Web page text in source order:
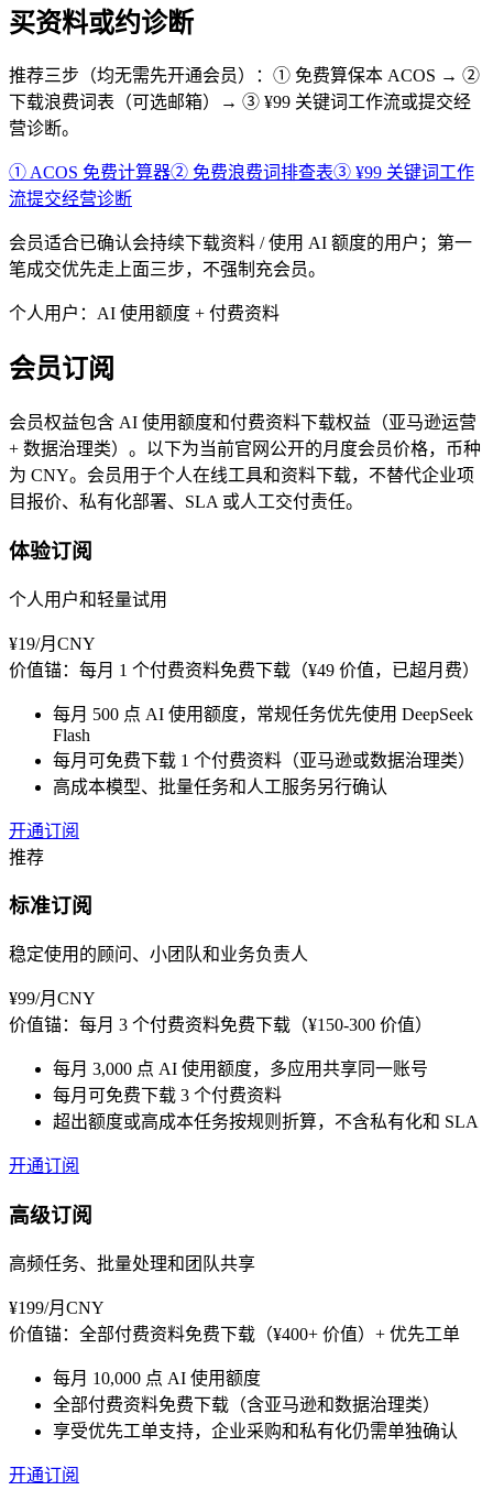
买资料或约诊断
推荐三步（均无需先开通会员）：① 免费算保本 ACOS → ②
下载浪费词表（可选邮箱）→ ③ ¥99 关键词工作流或提交经
营诊断。
① ACOS 免费计算器② 免费浪费词排查表③ ¥99 关键词工作
流提交经营诊断
会员适合已确认会持续下载资料 / 使用 AI 额度的用户；第一
笔成交优先走上面三步，不强制充会员。
个人用户：AI 使用额度 + 付费资料
会员订阅
会员权益包含 AI 使用额度和付费资料下载权益（亚马逊运营
+ 数据治理类）。以下为当前官网公开的月度会员价格，币种
为 CNY。会员用于个人在线工具和资料下载，不替代企业项
目报价、私有化部署、SLA 或人工交付责任。
体验订阅
个人用户和轻量试用
¥19/月 CNY
价值锚： 每月 1 个付费资料免费下载（¥49 价值，已超月费）
每月 500 点 AI 使用额度，常规任务优先使用 DeepSeek
Flash
每月可免费下载 1 个付费资料（亚马逊或数据治理类）
高成本模型、批量任务和人工服务另行确认
开通订阅
推荐
标准订阅
稳定使用的顾问、小团队和业务负责人
¥99/月 CNY
价值锚： 每月 3 个付费资料免费下载（¥150-300 价值）
每月 3,000 点 AI 使用额度，多应用共享同一账号
每月可免费下载 3 个付费资料
超出额度或高成本任务按规则折算，不含私有化和 SLA
开通订阅
高级订阅
高频任务、批量处理和团队共享
¥199/月 CNY
价值锚： 全部付费资料免费下载（¥400+ 价值）+ 优先工单
每月 10,000 点 AI 使用额度
全部付费资料免费下载（含亚马逊和数据治理类）
享受优先工单支持，企业采购和私有化仍需单独确认
开通订阅